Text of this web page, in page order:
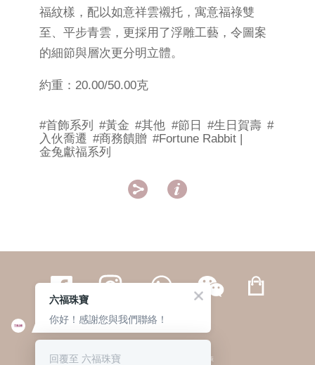
福紋樣，配以如意祥雲襯托，寓意福祿雙
至、平步青雲，更採用了浮雕工藝，令圖案
的細節與層次更分明立體。
約重：20.00/50.00克
#首飾系列 #黃金 #其他 #節日 #生日賀壽 #
入伙喬遷 #商務饋贈 #Fortune Rabbit |
金兔獻福系列
 
繁體 | 簡体
© 六福集團 版權所有 不得轉載 私隱政策
六福珠寶
你好！感謝您與我們聯絡！
回覆至 六福珠寶